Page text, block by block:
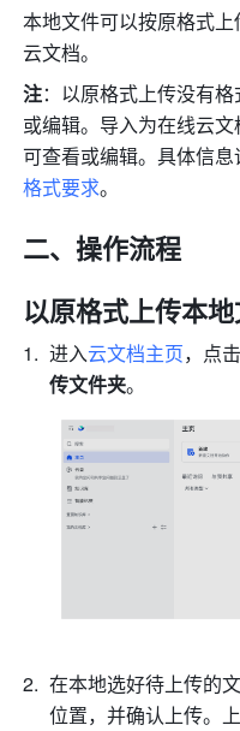
本地文件可以按原格式
云文档。
注：以原格式上传没有
或编辑。导入为在线云
可查看或编辑。具体信息
格式要求。
二、操作流程
以原格式上传本
进入云文档主页，点
传文件夹。
在本地选好待上传的
位置，并确认上传。